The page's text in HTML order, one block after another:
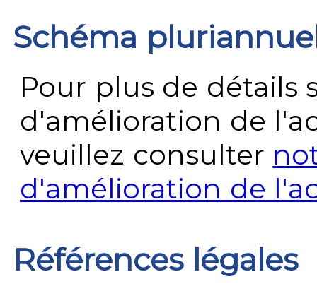
Schéma
Pour plus de détails
d'amélioration de
veuillez consulter
d'amélioration de
Références légales